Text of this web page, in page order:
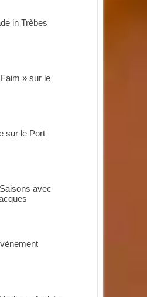
in Trèbes
» sur le
sur le Port
avec